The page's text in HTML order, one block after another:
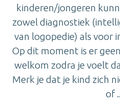
kinderen/jongeren
zowel diagnostiek
van logopedie) als voor
Op dit moment is er
welkom zodra je voelt
Merk je dat je kind zich
of